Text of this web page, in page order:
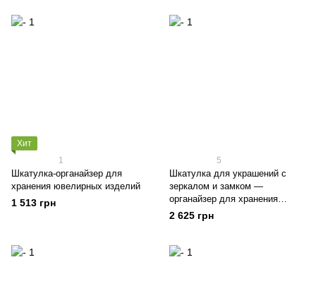
Хит
1
Шкатулка-органайзер для
хранения ювелирных изделий
1 513 грн
5
Шкатулка для украшений с
зеркалом и замком —
органайзер для хранения
ювелирных изделий
2 625 грн